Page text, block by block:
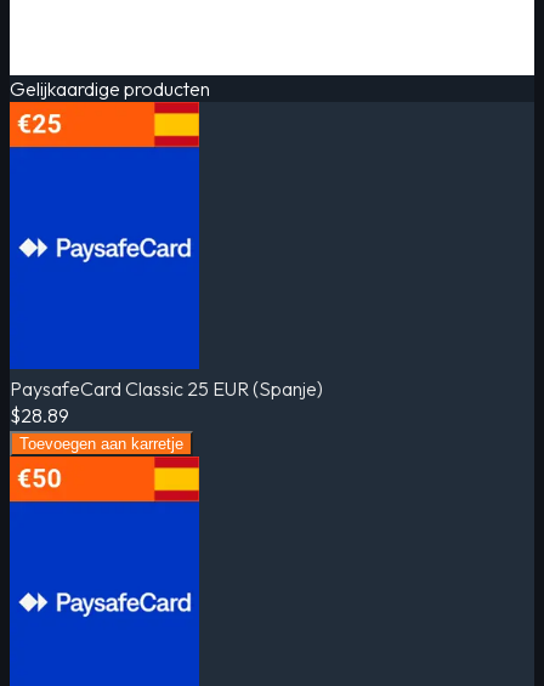
Gelijkaardige producten
PaysafeCard Classic 25 EUR (Spanje)
$28.89
Toevoegen aan karretje